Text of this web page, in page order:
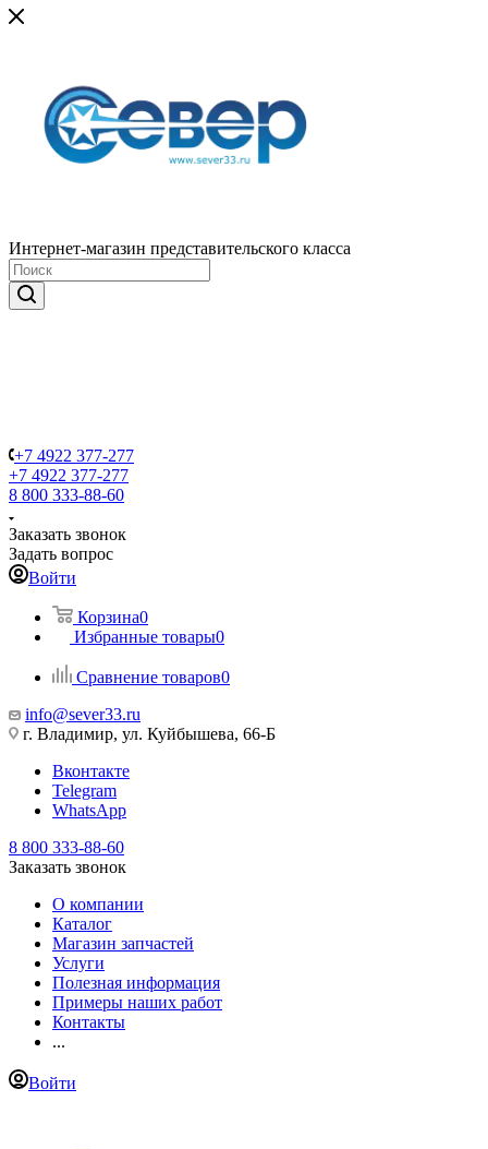
Интернет-магазин представительского класса
+7 4922 377-277
+7 4922 377-277
8 800 333-88-60
Заказать звонок
Задать вопрос
Войти
Корзина0
Избранные товары0
Сравнение товаров0
info@sever33.ru
г. Владимир, ул. Куйбышева, 66-Б
Вконтакте
Telegram
WhatsApp
8 800 333-88-60
Заказать звонок
О компании
Каталог
Магазин запчастей
Услуги
Полезная информация
Примеры наших работ
Контакты
...
Войти